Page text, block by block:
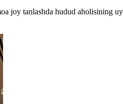
joy tanlashda hudud aholisining